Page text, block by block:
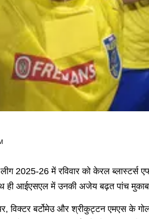
2025-26 में रविवार को केरल
ही आईएसएल में उनकी अजेय बढ़त पांच
विक्टर बर्टोमेउ और श्रीकुट्टन एमएस के